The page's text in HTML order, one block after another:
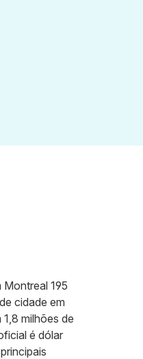
195
cidade em
milhões de
é dólar